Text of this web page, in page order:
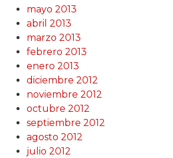
mayo 2013
abril 2013
marzo 2013
febrero 2013
enero 2013
diciembre 2012
noviembre 2012
octubre 2012
septiembre 2012
agosto 2012
julio 2012